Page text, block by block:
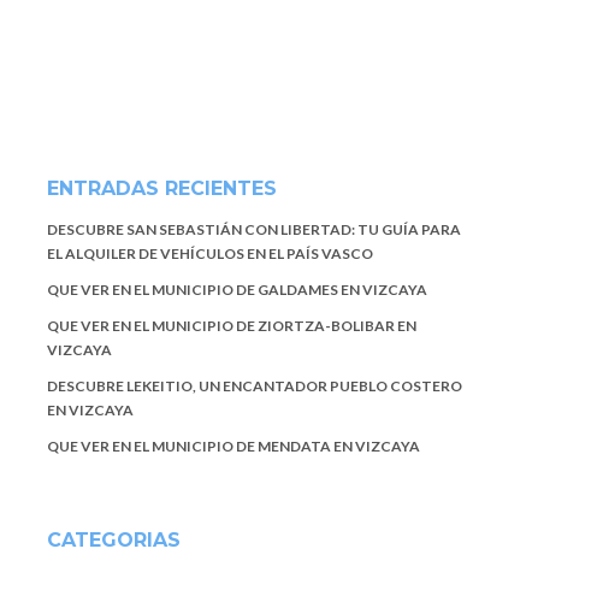
ENTRADAS RECIENTES
DESCUBRE SAN SEBASTIÁN CON LIBERTAD: TU GUÍA PARA
EL ALQUILER DE VEHÍCULOS EN EL PAÍS VASCO
QUE VER EN EL MUNICIPIO DE GALDAMES EN VIZCAYA
QUE VER EN EL MUNICIPIO DE ZIORTZA-BOLIBAR EN
VIZCAYA
DESCUBRE LEKEITIO, UN ENCANTADOR PUEBLO COSTERO
EN VIZCAYA
QUE VER EN EL MUNICIPIO DE MENDATA EN VIZCAYA
CATEGORIAS